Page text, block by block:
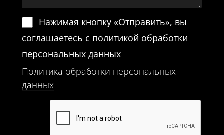
Нажимая кнопку «Отправить», вы
соглашаетесь с политикой обработки
персональных данных
Политика обработки персональных
данных